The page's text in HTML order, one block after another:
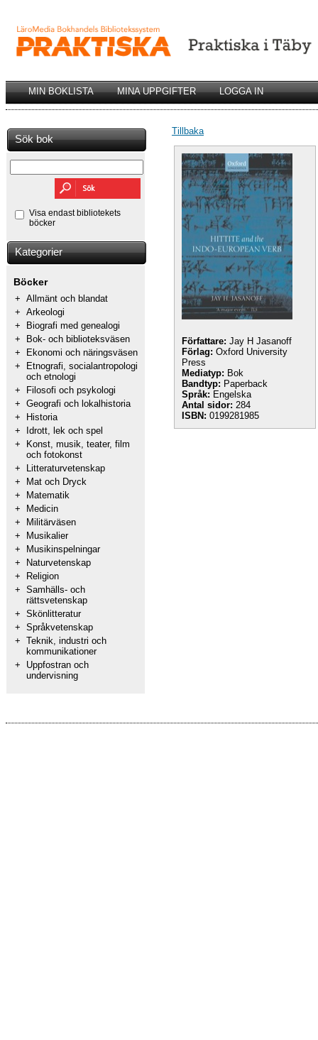
MIN BOKLISTA MINA UPPGIFTER LOGGA IN
Sök bok
Visa endast bibliotekets
böcker
Kategorier
Böcker
+ Allmänt och blandat
+ Arkeologi
+
Biografi med genealogi
+
Bok- och biblioteksväsen
+
Ekonomi och näringsväsen
+
Etnografi, socialantropologi
och etnologi
+
Filosofi och psykologi
+ Geografi och lokalhistoria
+
Historia
+
Idrott, lek och spel
+
Konst, musik, teater, film
och fotokonst
+
Litteraturvetenskap
+
Mat och Dryck
+
Matematik
+
Medicin
+
Militärväsen
+
Musikalier
+
Musikinspelningar
+
Naturvetenskap
+
Religion
+ Samhälls- och
rättsvetenskap
+ Skönlitteratur
+ Språkvetenskap
+ Teknik, industri och
kommunikationer
+
Uppfostran och
undervisning
Tillbaka
Författare: Jay H Jasanoff
Förlag: Oxford University
Press
Mediatyp: Bok
Bandtyp: Paperback
Språk: Engelska
Antal sidor: 284
ISBN: 0199281985